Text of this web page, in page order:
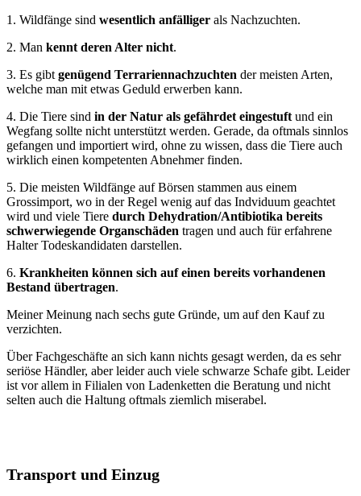
1. Wildfänge sind wesentlich anfälliger als Nachzuchten.
2. Man kennt deren Alter nicht.
3. Es gibt genügend Terrariennachzuchten der meisten Arten,
welche man mit etwas Geduld erwerben kann.
4. Die Tiere sind in der Natur als gefährdet eingestuft und ein
Wegfang sollte nicht unterstützt werden. Gerade, da oftmals sinnlos
gefangen und importiert wird, ohne zu wissen, dass die Tiere auch
wirklich einen kompetenten Abnehmer finden.
5. Die meisten Wildfänge auf Börsen stammen aus einem
Grossimport, wo in der Regel wenig auf das Indviduum geachtet
wird und viele Tiere durch Dehydration/Antibiotika bereits
schwerwiegende Organschäden tragen und auch für erfahrene
Halter Todeskandidaten darstellen.
6. Krankheiten können sich auf einen bereits vorhandenen
Bestand übertragen.
Meiner Meinung nach sechs gute Gründe, um auf den Kauf zu
verzichten.
Über Fachgeschäfte an sich kann nichts gesagt werden, da es sehr
seriöse Händler, aber leider auch viele schwarze Schafe gibt. Leider
ist vor allem in Filialen von Ladenketten die Beratung und nicht
selten auch die Haltung oftmals ziemlich miserabel.
Transport und Einzug